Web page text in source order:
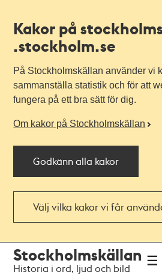
Kakor på
.stockholm.se
På Stockholmskällan använder vi
sammanställa statistik och för att
fungera på ett bra sätt för dig.
Om kakor på Stockholmskällan
Godkänn alla kakor
Välj vilka kakor vi får
navigationen
huvudinnehållet
Stockholmskällan
Historia i ord, ljud och bild